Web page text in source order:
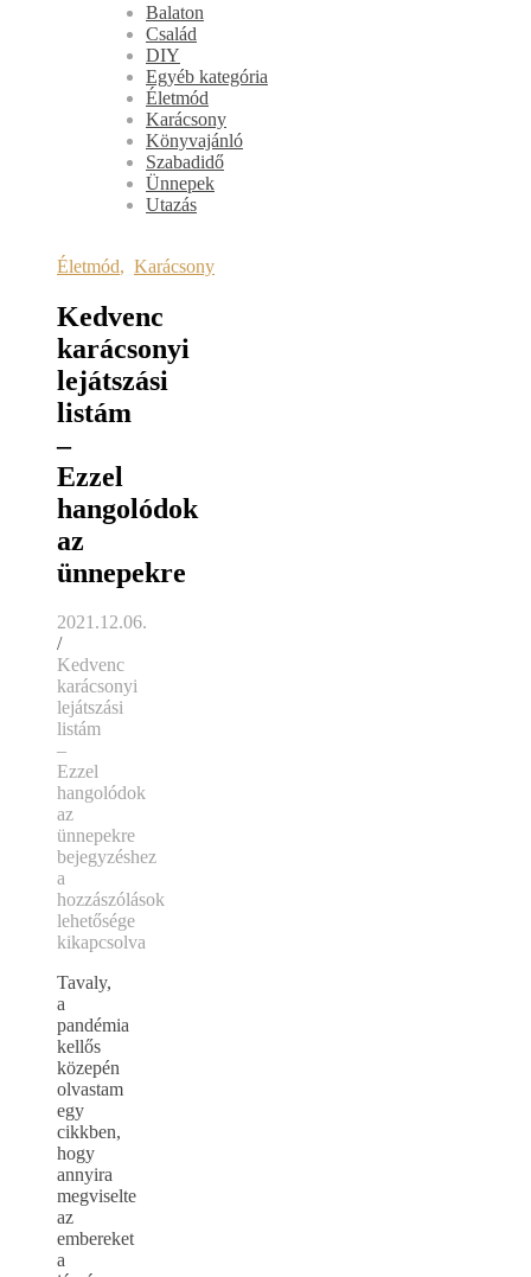
Balaton
Család
DIY
Egyéb kategória
Életmód
Karácsony
Könyvajánló
Szabadidő
Ünnepek
Utazás
Életmód, Karácsony
Kedvenc
karácsonyi
lejátszási
listám
–
Ezzel
hangolódok
az
ünnepekre
2021.12.06.
/
Kedvenc
karácsonyi
lejátszási
listám
–
Ezzel
hangolódok
az
ünnepekre
bejegyzéshez
a
hozzászólások
lehetősége
kikapcsolva
Tavaly,
a
pandémia
kellős
közepén
olvastam
egy
cikkben,
hogy
annyira
megviselte
az
embereket
a